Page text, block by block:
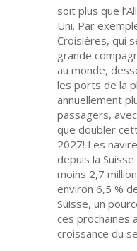
soit plus que
Uni. Par
Croisières, qui
grande
au monde,
les ports de la
annuellement
passagers,
que doubler
2027! Les
depuis la
moins 2,7
environ 6,5 %
Suisse, un
ces prochaines
croissance du